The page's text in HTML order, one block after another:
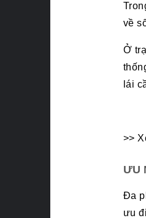
về
Ở
lái
>>
ƯU
Đa
ưu